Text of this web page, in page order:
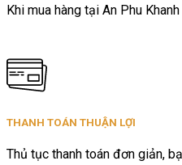
Khi mua hàng tại An Phu
THANH TOÁN THUẬN LỢI
Thủ tục thanh toán đơn giản,